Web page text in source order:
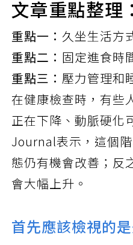
文章重點整理：
重點一： 久坐生活方
重點二： 固定進食時
重點三：壓力管理和
在健康檢查時，有些
正在下降、動脈硬化
Journal表示 ，這個
態仍有機會改善；反
會大幅上升。
首先應該檢視的